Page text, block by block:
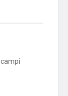
I campi